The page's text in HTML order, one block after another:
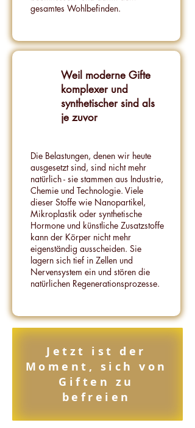
gesamtes Wohlbefinden.
Weil moderne Gifte
komplexer und
synthetischer sind als
je zuvor
Die Belastungen, denen wir heute
ausgesetzt sind, sind nicht mehr
natürlich - sie stammen aus Industrie,
Chemie und Technologie. Viele
dieser Stoffe wie Nanopartikel,
Mikroplastik oder synthetische
Hormone und künstliche Zusatzstoffe
kann der Körper nicht mehr
eigenständig ausscheiden. Sie
lagern sich tief in Zellen und
Nervensystem ein und stören die
natürlichen Regenerationsprozesse.
Jetzt ist der
Moment, sich von
Giften zu
befreien